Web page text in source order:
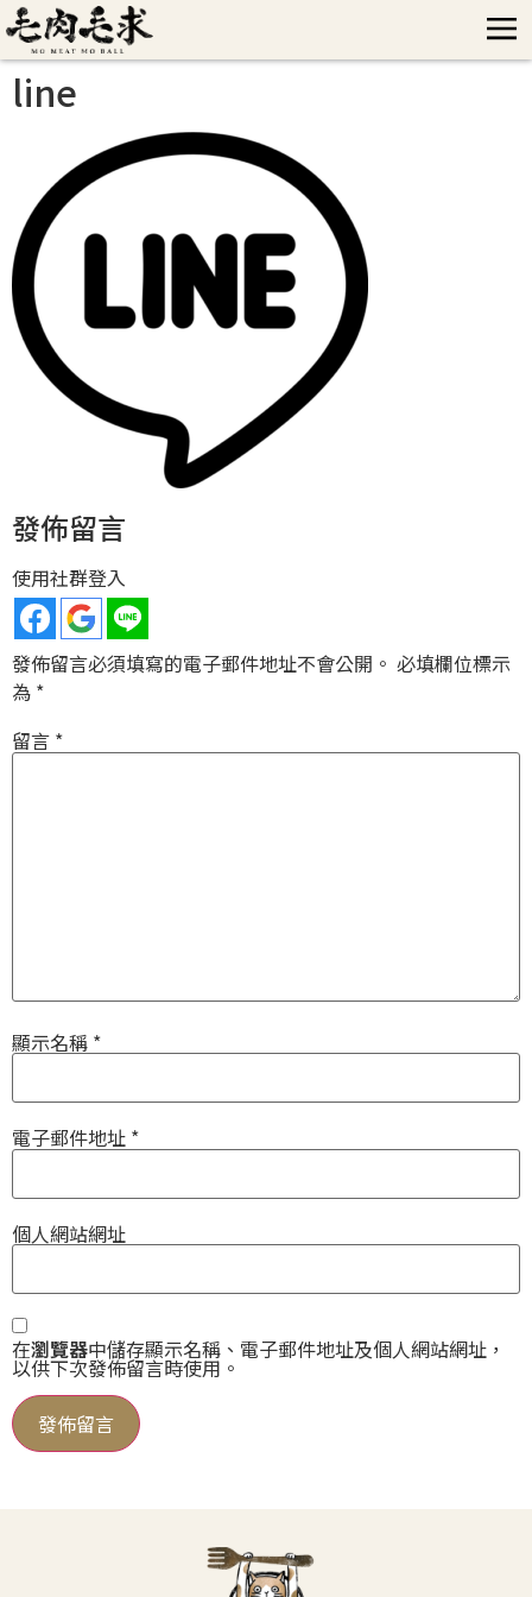
line
發佈留言
使用社群登入
發佈留言必須填寫的電子郵件地址不會公開。 必填欄位標示
為 *
留言 *
顯示名稱 *
電子郵件地址 *
個人網站網址
在瀏覽器中儲存顯示名稱、電子郵件地址及個人網站網址，
以供下次發佈留言時使用。